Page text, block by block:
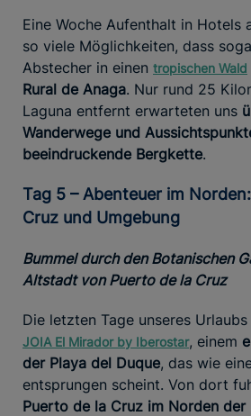
Eine Woche Aufenthalt in Hotels
so viele Möglichkeiten, dass
Abstecher in einen tropischen Wald
Rural de Anaga. Nur rund 25
Laguna entfernt erwarteten uns
Wanderwege und
beeindruckende Bergkette.
Tag 5 – Abenteuer im Norden: Puerto de la
Cruz und Umgebung
Bummel durch den Botanischen
Altstadt von Puerto de la Cruz
Die letzten Tage unseres
JOIA El Mirador by Iberostar, einem
der Playa del Duque, das wie
entsprungen scheint. Von dort
Puerto de la Cruz im Norden der